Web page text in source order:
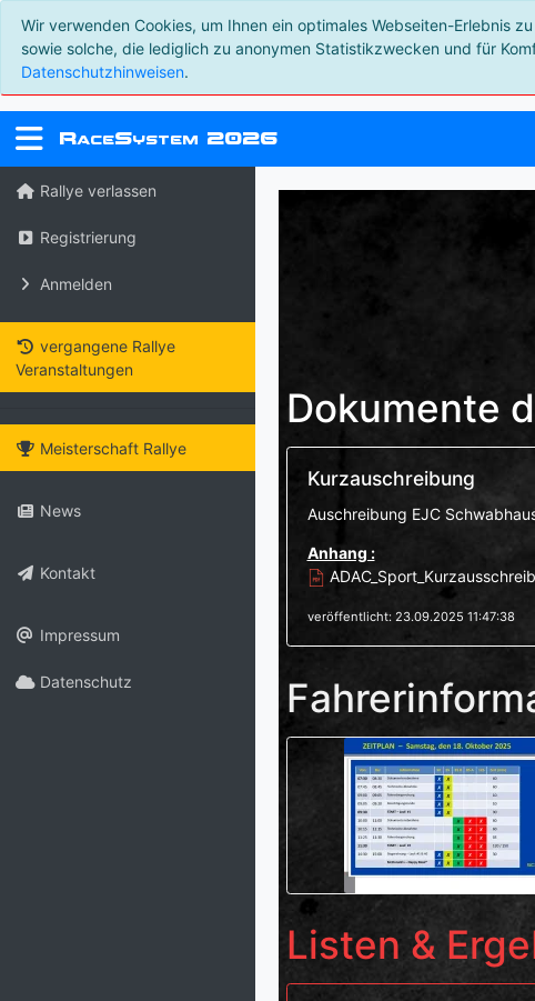
Wir verwenden Cookies, um Ihnen ein optimales Webseiten-Erlebnis
sowie solche, die lediglich zu anonymen Statistikzwecken und für
Datenschutzhinweisen.
RaceSystem 2026
Rallye verlassen
Registrierung
Anmelden
vergangene Rallye
Veranstaltungen
Meisterschaft Rallye
News
Kontakt
Impressum
Datenschutz
Dokumente
Kurzauschreibung
Auschreibung EJC
Anhang :
veröffentlicht: 23.09.2025 11:47:38
Listen &